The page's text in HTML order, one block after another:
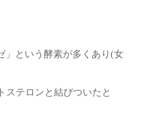
」という酵素が多くあり(女
ステロンと結びついたと